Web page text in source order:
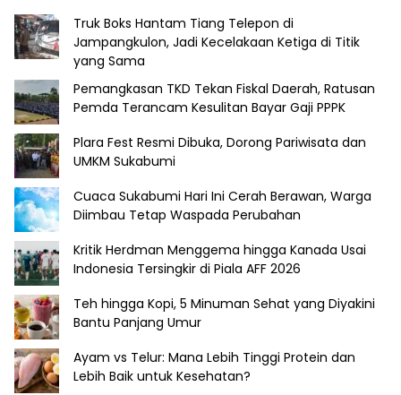
Truk Boks Hantam Tiang Telepon di
Jampangkulon, Jadi Kecelakaan Ketiga di Titik
yang Sama
Pemangkasan TKD Tekan Fiskal Daerah, Ratusan
Pemda Terancam Kesulitan Bayar Gaji PPPK
Plara Fest Resmi Dibuka, Dorong Pariwisata dan
UMKM Sukabumi
Cuaca Sukabumi Hari Ini Cerah Berawan, Warga
Diimbau Tetap Waspada Perubahan
Kritik Herdman Menggema hingga Kanada Usai
Indonesia Tersingkir di Piala AFF 2026
Teh hingga Kopi, 5 Minuman Sehat yang Diyakini
Bantu Panjang Umur
Ayam vs Telur: Mana Lebih Tinggi Protein dan
Lebih Baik untuk Kesehatan?